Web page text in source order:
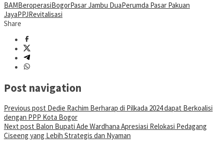
BAMBeroperasiBogorPasar Jambu DuaPerumda Pasar Pakuan
JayaPPJRevitalisasi
Share
Post navigation
Previous post Dedie Rachim Berharap di Pilkada 2024 dapat Berkoalisi
dengan PPP Kota Bogor
Next post Balon Bupati Ade Wardhana Apresiasi Relokasi Pedagang
Ciseeng yang Lebih Strategis dan Nyaman